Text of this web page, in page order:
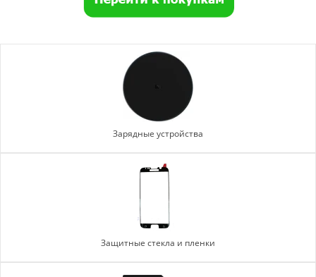
Зарядные устройства
Защитные стекла и пленки